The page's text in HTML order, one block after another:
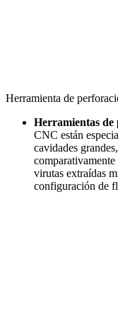
Herramienta de
Herramientas de
CNC están
cavidades
comparativamente
virutas extraídas
configuración de